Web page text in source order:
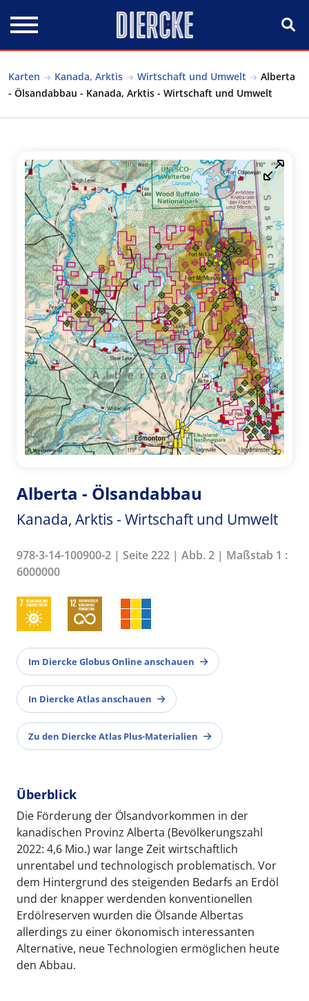
Karten Kanada, Arktis Wirtschaft und Umwelt
Alberta
- Ölsandabbau - Kanada, Arktis - Wirtschaft und Umwelt
Alberta - Ölsandabbau
Kanada, Arktis - Wirtschaft und Umwelt
978-3-14-100900-2 | Seite 222 | Abb. 2 | Maßstab 1 :
6000000
Im Diercke Globus Online anschauen
In Diercke Atlas anschauen
Zu den Diercke Atlas Plus-Materialien
Überblick
Die Förderung der Ölsandvorkommen in der
kanadischen Provinz Alberta (Bevölkerungszahl
2022: 4,6 Mio.) war lange Zeit wirtschaftlich
unrentabel und technologisch problematisch. Vor
dem Hintergrund des steigenden Bedarfs an Erdöl
und der knapper werdenden konventionellen
Erdölreserven wurden die Ölsande Albertas
allerdings zu einer ökonomisch interessanten
Alternative, neue Technologien ermöglichen heute
den Abbau.